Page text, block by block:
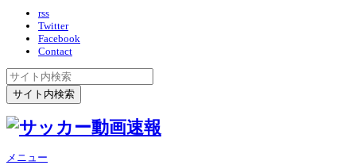
rss
Twitter
Facebook
Contact
メニュー